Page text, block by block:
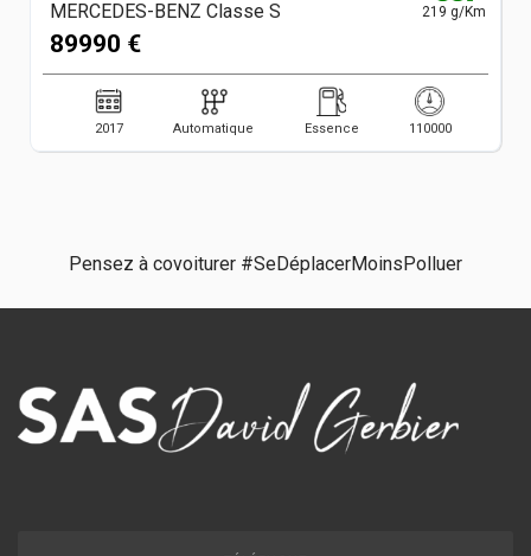
MERCEDES-BENZ Classe S 219 g/Km
89990 €
2017 Automatique Essence 110000
Pensez à covoiturer #SeDéplacerMoinsPolluer